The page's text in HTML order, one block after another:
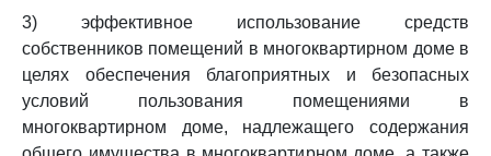
3) эффективное использование средств
собственников помещений в многоквартирном доме в
целях обеспечения благоприятных и безопасных
условий пользования помещениями в
многоквартирном доме, надлежащего содержания